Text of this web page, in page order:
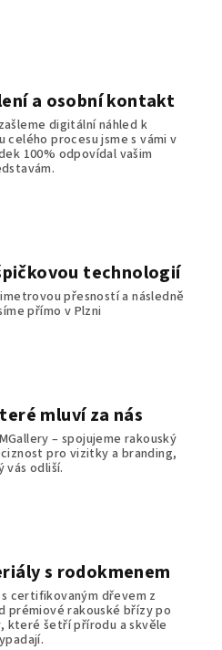
a osobní kontakt
digitální náhled k
celého procesu jsme s vámi v
100% odpovídal vašim
technologií
přesností a následně
přímo v Plzni
mluví za nás
– spojujeme rakouský
pro vizitky a branding,
vás odliší.
s rodokmenem
certifikovaným dřevem z
prémiové rakouské břízy po
které šetří přírodu a skvěle